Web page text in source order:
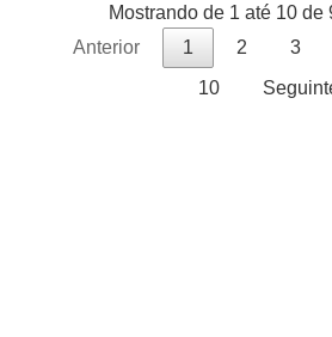
Mostrando de 1 até 10 de
Anterior
1 2 3
10